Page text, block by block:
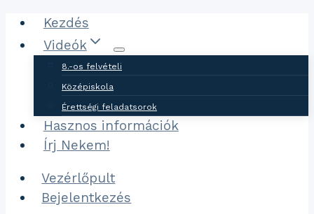
Ugrás
tartalomhoz
Kezdés
Videók
8.-os felvételi
Középiskola
Érettségi feladatsorok
Hasznos információk
Írj Nekem!
Vezérlőpult
Bejelentkezés